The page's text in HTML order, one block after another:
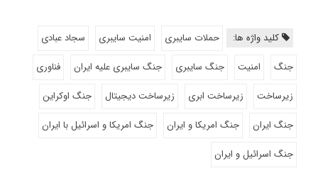
کلید واژه ها: حملات سایبری امنیت سایبری
سجاد عبادی
جنگ
امنیت جنگ سایبری جنگ سایبری علیه ایران
فناوری
زیرساخت
زیرساخت ابری زیرساخت دیجیتال
جنگ اوکراین
جنگ ایران
جنگ امریکا و ایران
جنگ امریکا و اسرائیل با ایران
جنگ اسرائیل و ایران